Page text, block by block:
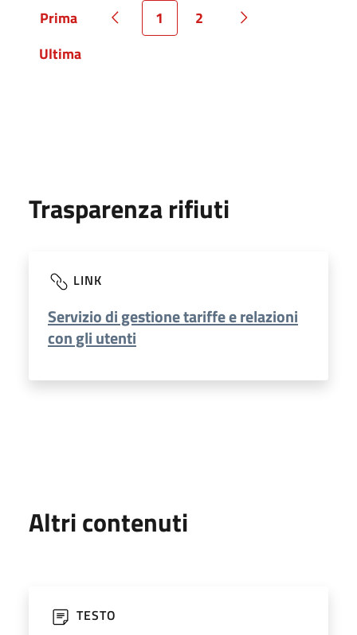
Pagina
Prima Pagina precedente
Pagina
1 Pagina
2
Pagina successiva
Pagina
Ultima
Trasparenza rifiuti
LINK
Servizio di gestione tariffe e relazioni
con gli utenti
Altri contenuti
TESTO